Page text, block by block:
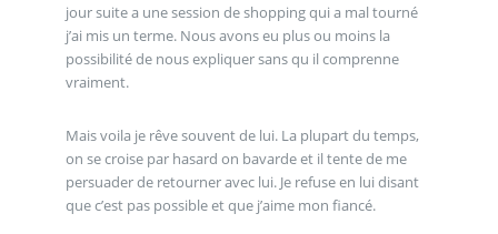
jour suite a une session de shopping qui a mal tourné
j’ai mis un terme. Nous avons eu plus ou moins la
possibilité de nous expliquer sans qu il comprenne
vraiment.
Mais voila je rêve souvent de lui. La plupart du temps,
on se croise par hasard on bavarde et il tente de me
persuader de retourner avec lui. Je refuse en lui disant
que c’est pas possible et que j’aime mon fiancé.